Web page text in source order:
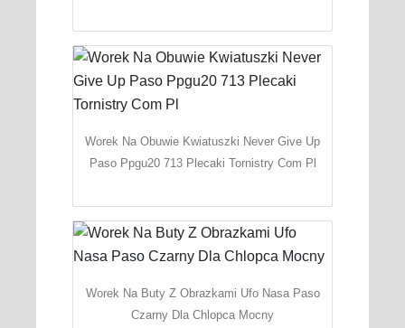
Worek Na Obuwie Kwiatuszki Never Give Up
Paso Ppgu20 713 Plecaki Tornistry Com Pl
Worek Na Buty Z Obrazkami Ufo Nasa Paso
Czarny Dla Chlopca Mocny